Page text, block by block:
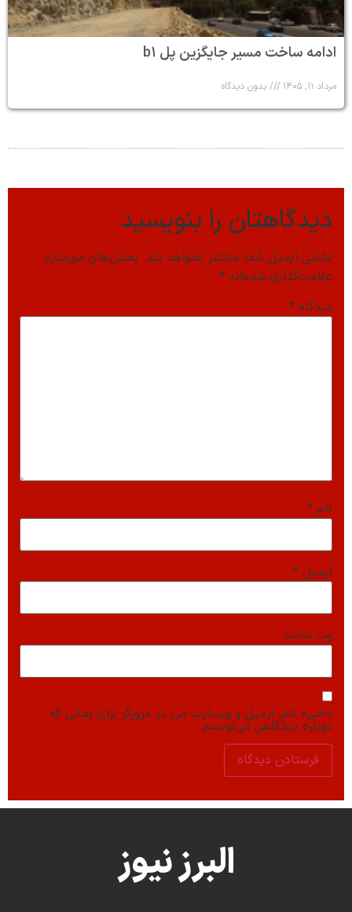
ادامه ساخت مسیر جایگزین پل b۱
مرداد ۱۱, ۱۴۰۵ بدون دیدگاه
دیدگاهتان را بنویسید
نشانی ایمیل شما منتشر نخواهد شد. بخش‌های موردنیاز
علامت‌گذاری شده‌اند *
دیدگاه *
نام *
ایمیل *
وب‌ سایت
ذخیره نام، ایمیل و وبسایت من در مرورگر برای زمانی که
دوباره دیدگاهی می‌نویسم.
البرز نیوز